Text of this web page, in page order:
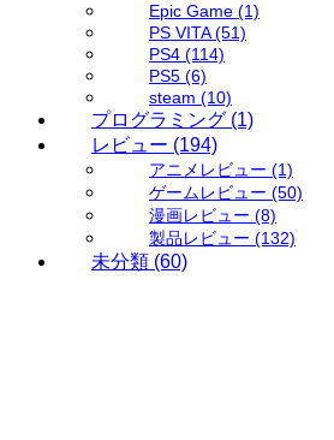
Epic Game (1)
PS VITA(51)
PS4 (114)
PS5 (6)
steam (10)
プログラミング (1)
レビュー (194)
アニメレビュー (1)
ゲームレビュー (50)
漫画レビュー (8)
製品レビュー (132)
未分類 (60)